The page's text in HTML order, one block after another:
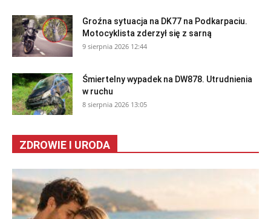
Groźna sytuacja na DK77 na Podkarpaciu.
Motocyklista zderzył się z sarną
9 sierpnia 2026 12:44
Śmiertelny wypadek na DW878. Utrudnienia
w ruchu
8 sierpnia 2026 13:05
ZDROWIE I URODA